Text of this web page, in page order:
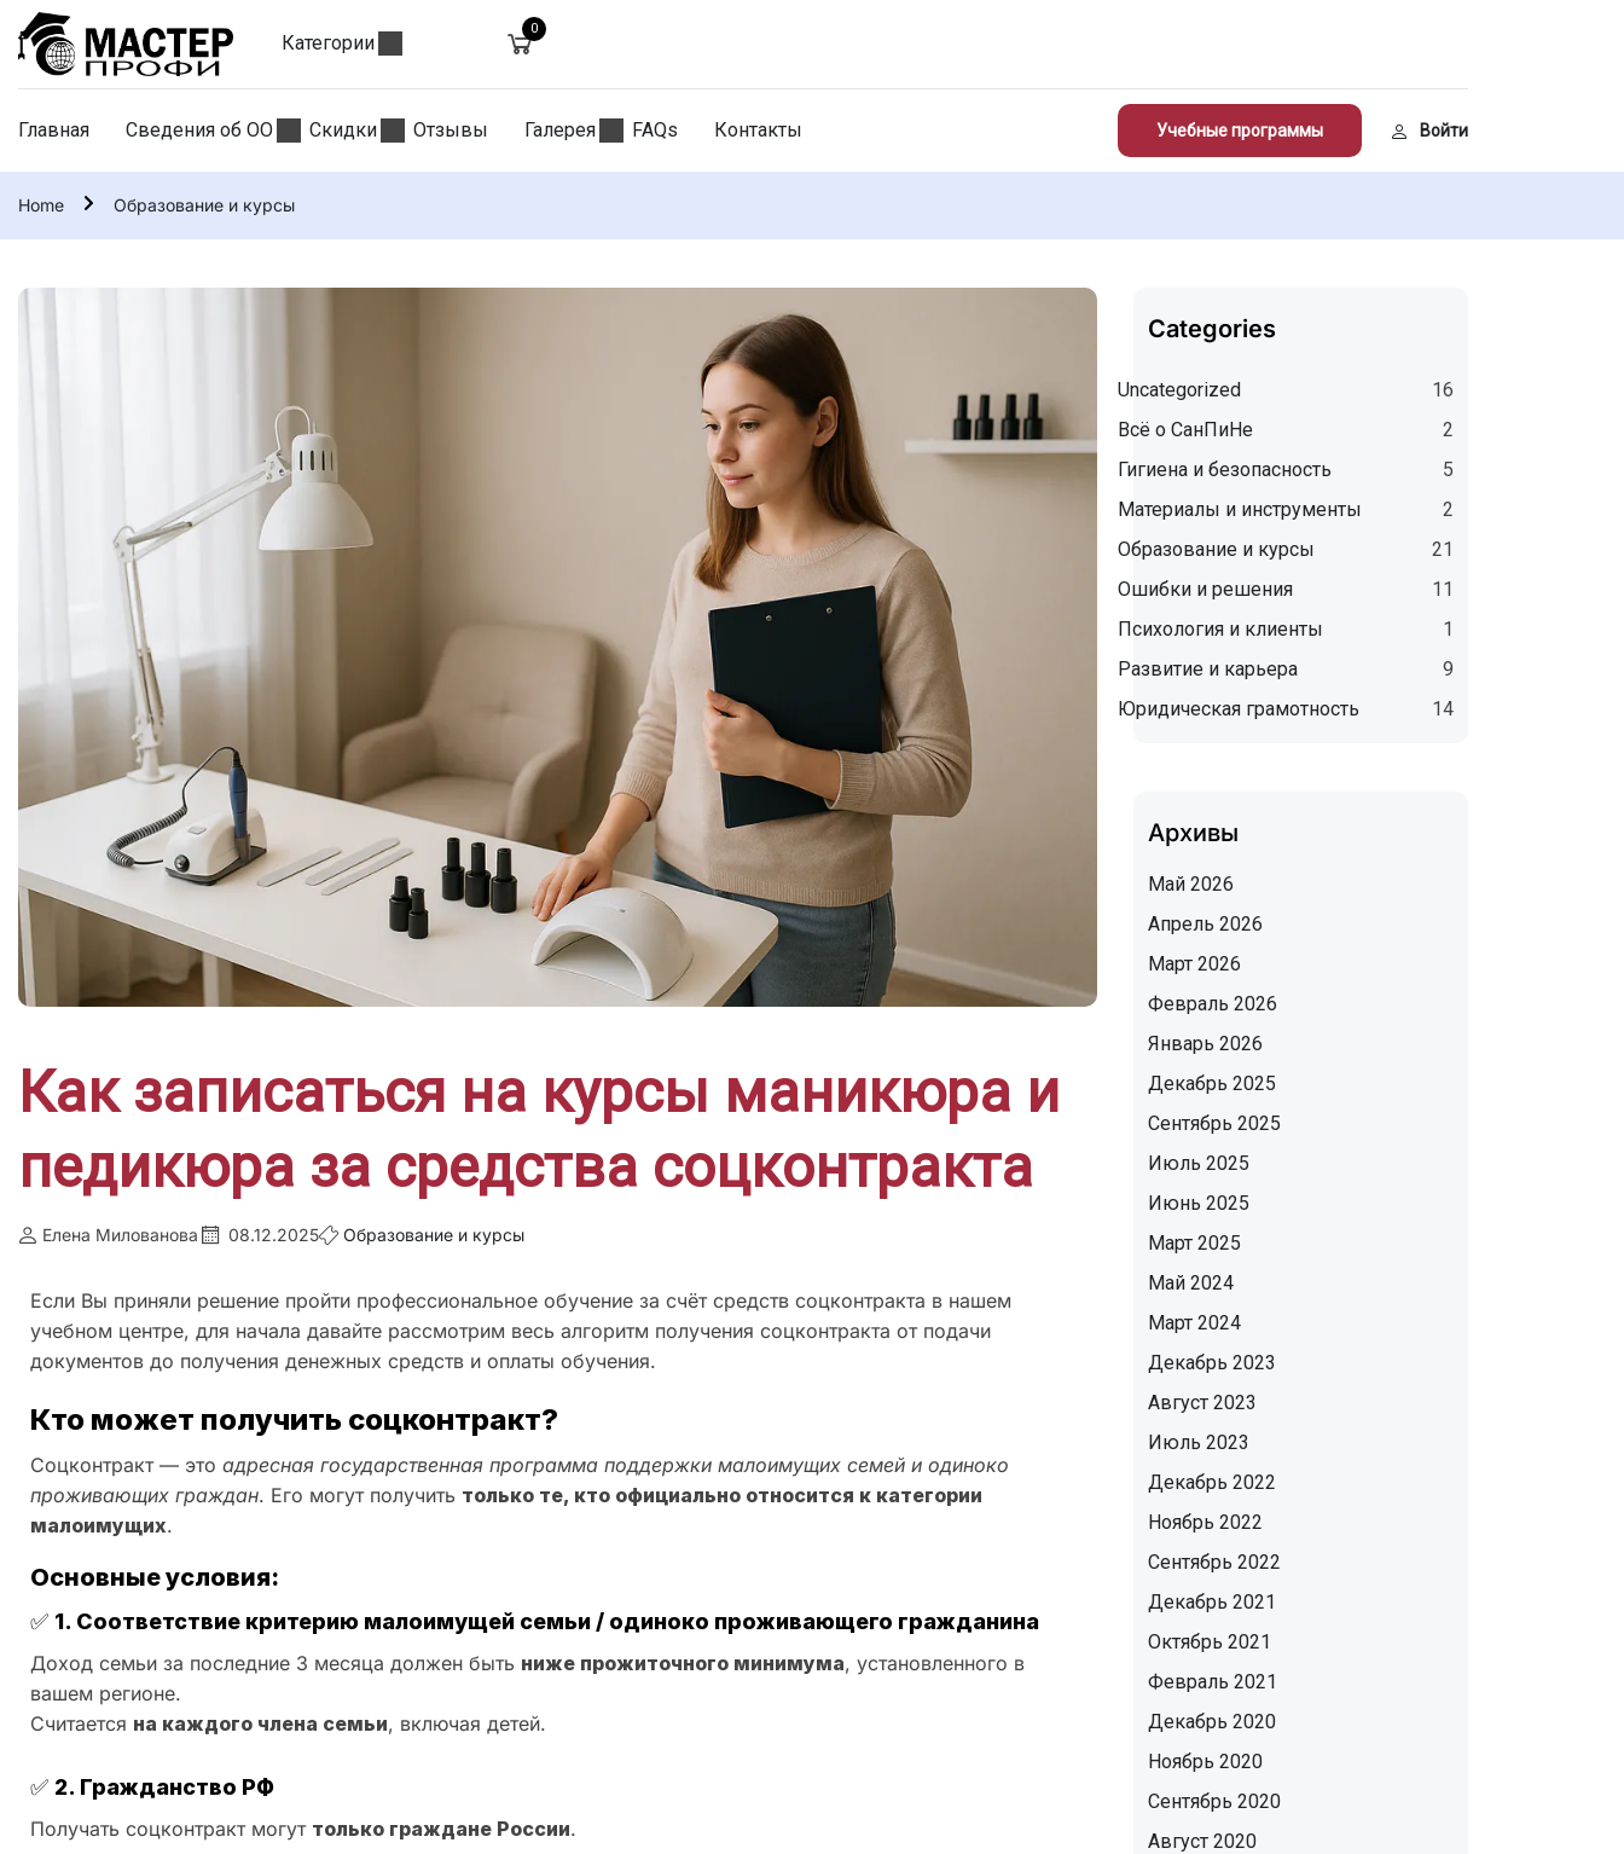
Категории
0
Главная Сведения об ОО Скидки Отзывы Галерея FAQs Контакты Учебные программы Войти
Home Образование и курсы
Как записаться на курсы маникюра и
педикюра за средства соцконтракта
Елена Милованова 08.12.2025 Образование и курсы
Если Вы приняли решение пройти профессиональное обучение за счёт средств соцконтракта в нашем
учебном центре, для начала давайте рассмотрим весь алгоритм получения соцконтракта от подачи
документов до получения денежных средств и оплаты обучения.
Кто может получить соцконтракт?
Соцконтракт — это адресная государственная программа поддержки малоимущих семей и одиноко
проживающих граждан. Его могут получить только те, кто официально относится к категории
малоимущих.
Основные условия:
✅ 1. Соответствие критерию малоимущей семьи / одиноко проживающего гражданина
Доход семьи за последние 3 месяца должен быть ниже прожиточного минимума, установленного в
вашем регионе.
Считается на каждого члена семьи, включая детей.
✅ 2. Гражданство РФ
Получать соцконтракт могут только граждане России.
Categories
Uncategorized
16
Всё о СанПиНе
2
Гигиена и безопасность
5
Материалы и инструменты
2
Образование и курсы
21
Ошибки и решения
11
Психология и клиенты
1
Развитие и карьера
9
Юридическая грамотность
14
Архивы
Май 2026
Апрель 2026
Март 2026
Февраль 2026
Январь 2026
Декабрь 2025
Сентябрь 2025
Июль 2025
Июнь 2025
Март 2025
Май 2024
Март 2024
Декабрь 2023
Август 2023
Июль 2023
Декабрь 2022
Ноябрь 2022
Сентябрь 2022
Декабрь 2021
Октябрь 2021
Февраль 2021
Декабрь 2020
Ноябрь 2020
Сентябрь 2020
Август 2020